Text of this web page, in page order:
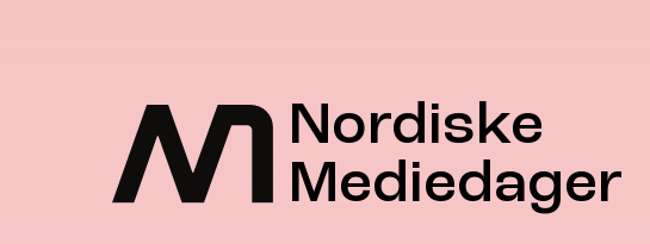
Nordiske
Mediedager